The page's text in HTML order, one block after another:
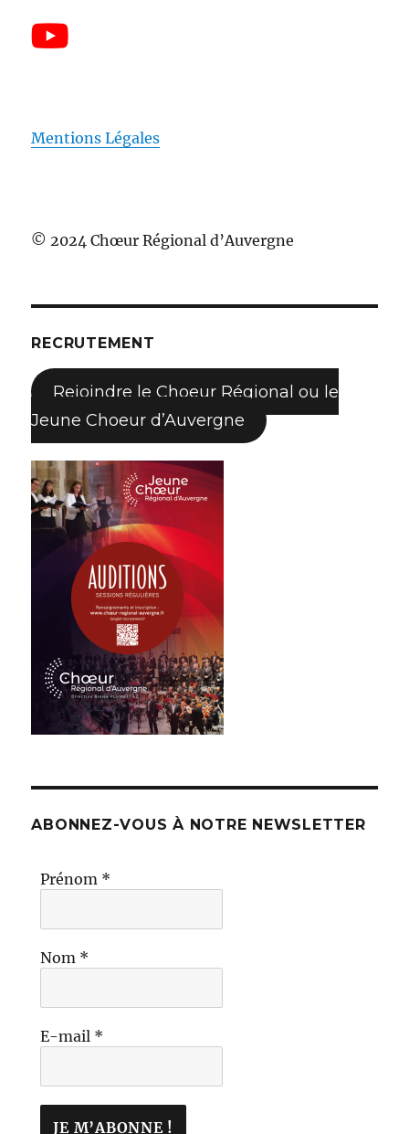
Mentions Légales
© 2024 Chœur Régional d’Auvergne
RECRUTEMENT
Rejoindre le Choeur Régional ou le
Jeune Choeur d’Auvergne
ABONNEZ-VOUS À NOTRE NEWSLETTER
Prénom *
Nom *
E-mail *